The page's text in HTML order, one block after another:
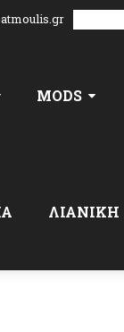
MODS
ΛΙΑΝΙΚΗ